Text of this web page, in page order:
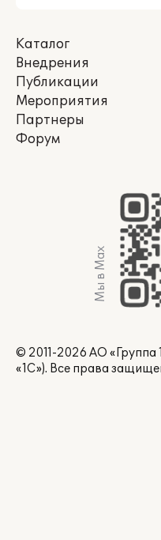
Каталог
Внедрения
Публикации
Мероприятия
Партнеры
Форум
Мы в Max
© 2011-2026 АО
«1С»). Все права